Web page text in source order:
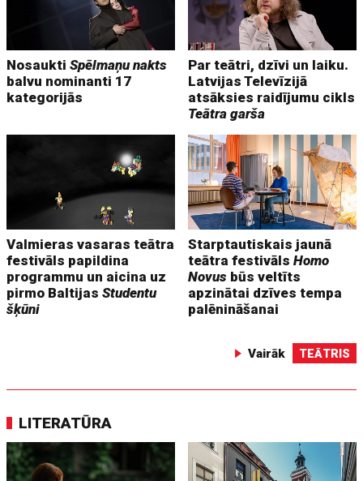
NosauktiSpēlmaņu nakts
balvu nominanti 17
kategorijās
Par teātri, dzīvi un laiku.
Latvijas Televīzijā
atsāksies raidījumu cikls
Teātra garša
Valmieras vasaras teātra
festivāls papildina
programmu un aicina uz
pirmo BaltijasStudentu
šķūni
Starptautiskais jaunā
teātra festivālsHomo
Novus būs veltīts
apzinātai dzīves tempa
palēnināšanai
Vairāk TEĀTRIS
LITERATŪRA